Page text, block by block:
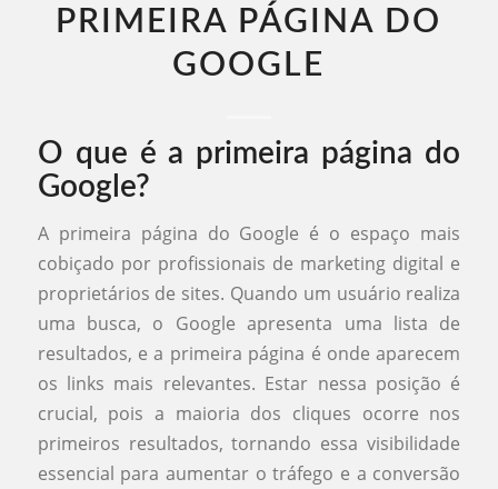
PRIMEIRA PÁGINA DO
GOOGLE​
O que é a primeira página do
Google?
A primeira página do Google é o espaço mais
cobiçado por profissionais de marketing digital e
proprietários de sites. Quando um usuário realiza
uma busca, o Google apresenta uma lista de
resultados, e a primeira página é onde aparecem
os links mais relevantes. Estar nessa posição é
crucial, pois a maioria dos cliques ocorre nos
primeiros resultados, tornando essa visibilidade
essencial para aumentar o tráfego e a conversão